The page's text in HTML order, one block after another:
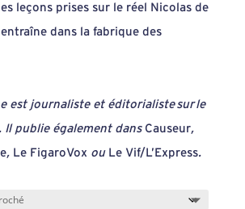
leçons prises sur le réel Nicolas de
dans la fabrique des
est journaliste et éditorialiste sur le
Il publie également dans Causeur,
, Le FigaroVox ou Le Vif/L’Express.